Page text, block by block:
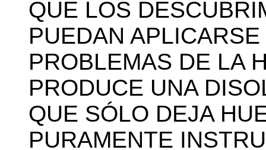
QUE LOS
PUEDAN
PROBLEMAS DE LA
PRODUCE UNA
QUE SÓLO DEJA
PURAMENTE